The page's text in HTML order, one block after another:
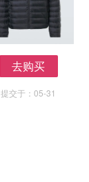
去购买
提交于：05-31